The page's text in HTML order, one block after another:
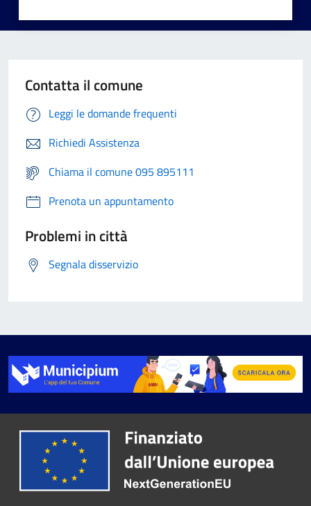
Contatta il comune
Leggi le domande frequenti
Richiedi Assistenza
Chiama il comune 095 895111
Prenota un appuntamento
Problemi in città
Segnala disservizio